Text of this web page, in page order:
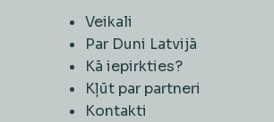
Veikali
Par Duni Latvijā
Kā iepirkties?
Kļūt par partneri
Kontakti